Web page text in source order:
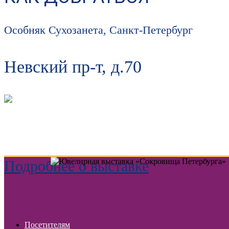
Особняк Сухозанета, Санкт-Петербург
Невский пр-т, д.70
Подробнее о выставке
Посетителям